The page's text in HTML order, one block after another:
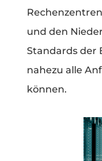
und den
Standards der
nahezu alle
können.